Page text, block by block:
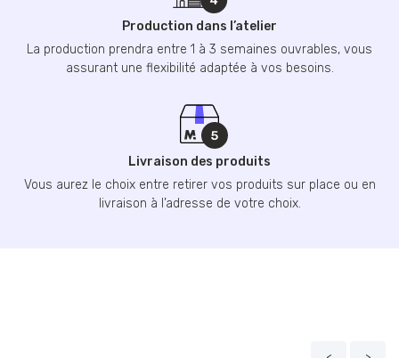
Production dans l’atelier
La production prendra entre 1 à 3 semaines ouvrables, vous
assurant une flexibilité adaptée à vos besoins.
Livraison des produits
Vous aurez le choix entre retirer vos produits sur place ou en
livraison à l’adresse de votre choix.